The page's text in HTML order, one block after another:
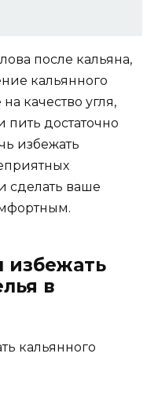
после кальяна,
кальянного
качество угля,
пить достаточно
избежать
сделать ваше
избежать
в